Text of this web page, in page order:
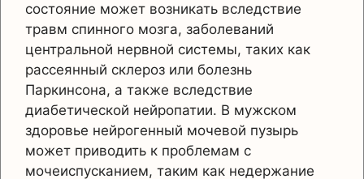
состояние может возникать вследствие
травм спинного мозга, заболеваний
центральной нервной системы, таких как
рассеянный склероз или болезнь
Паркинсона, а также вследствие
диабетической нейропатии. В мужском
здоровье нейрогенный мочевой пузырь
может приводить к проблемам с
мочеиспусканием, таким как недержание